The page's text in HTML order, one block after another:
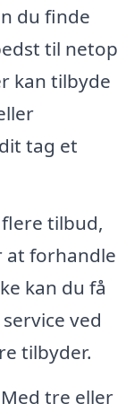
du finde
til netop
kan tilbyde
tag et
tilbud,
at forhandle
kan du få
ved
tilbyder.
Med tre eller